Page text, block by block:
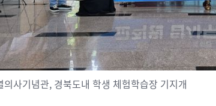
의사기념관, 경북도내 학생 체험학습장 기지개